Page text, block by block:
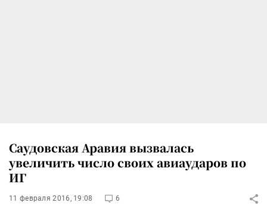
Саудовская Аравия вызвалась
увеличить число своих авиаударов по
ИГ
11 февраля 2016, 19:08 6